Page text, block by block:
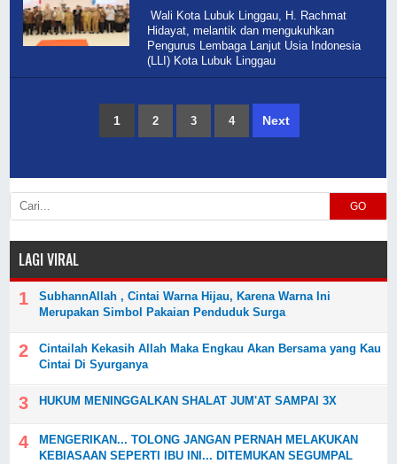
Wali Kota Lubuk Linggau, H. Rachmat
Hidayat, melantik dan mengukuhkan
Pengurus Lembaga Lanjut Usia Indonesia
(LLI) Kota Lubuk Linggau
1 2 3 4 Next
GO
LAGI VIRAL
SubhannAllah , Cintai Warna Hijau, Karena Warna Ini
Merupakan Simbol Pakaian Penduduk Surga
Cintailah Kekasih Allah Maka Engkau Akan Bersama yang Kau
Cintai Di Syurganya
HUKUM MENINGGALKAN SHALAT JUM'AT SAMPAI 3X
MENGERIKAN... TOLONG JANGAN PERNAH MELAKUKAN
KEBIASAAN SEPERTI IBU INI... DITEMUKAN SEGUMPAL